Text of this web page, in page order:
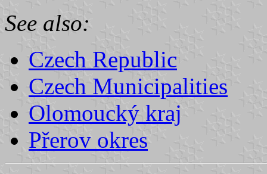
See also:
Czech Republic
Czech Municipalities
Olomoucký kraj
Přerov okres